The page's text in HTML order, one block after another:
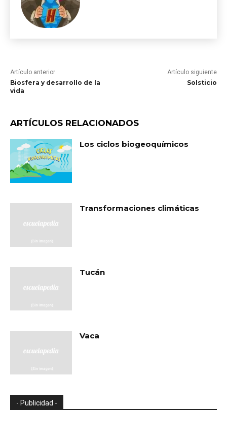
Artículo anterior
Biosfera y desarrollo de la
vida
Artículo siguiente
Solsticio
ARTÍCULOS RELACIONADOS
Los ciclos biogeoquímicos
Transformaciones climáticas
Tucán
Vaca
- Publicidad -